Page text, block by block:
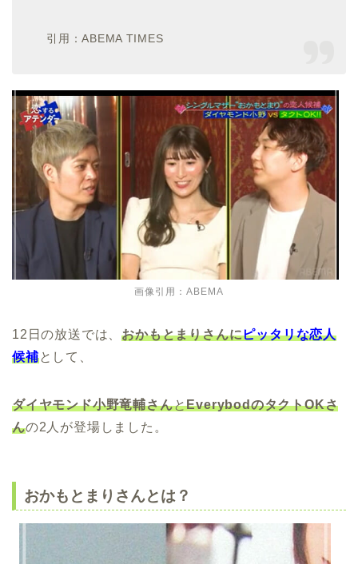
引用：ABEMA TIMES
画像引用：ABEMA
12日の放送では、おかもとまりさんにピッタリな恋人
候補として、
ダイヤモンド小野竜輔さんとEverybodのタクトOKさ
んの2人が登場しました。
おかもとまりさんとは？